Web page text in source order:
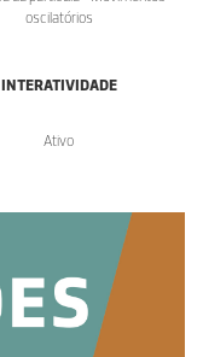
oscilatórios
INTERATIVIDADE
Ativo